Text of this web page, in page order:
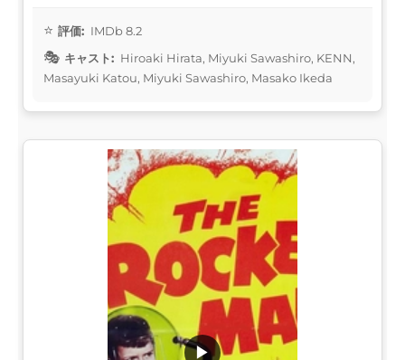
評価: IMDb 8.2
キャスト: Hiroaki Hirata, Miyuki Sawashiro, KENN,
Masayuki Katou, Miyuki Sawashiro, Masako Ikeda
▶